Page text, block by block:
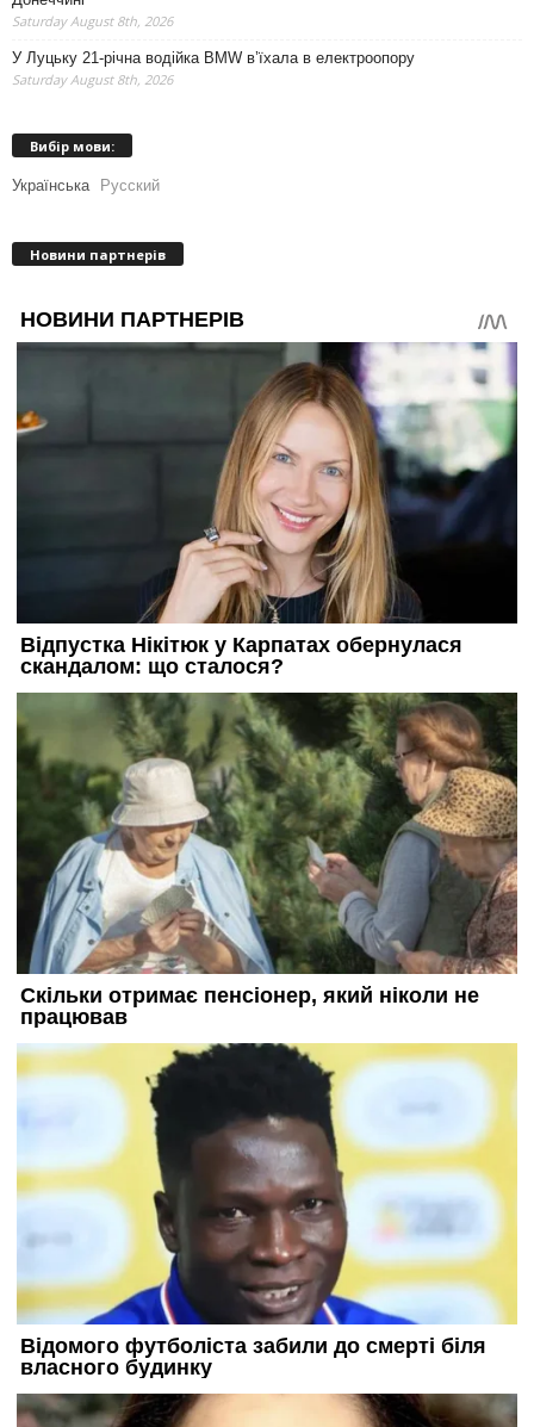
Saturday August 8th, 2026
У Луцьку 21-річна водійка BMW в’їхала в електроопору
Saturday August 8th, 2026
Вибір мови:
Українська Русский
Новини партнерів